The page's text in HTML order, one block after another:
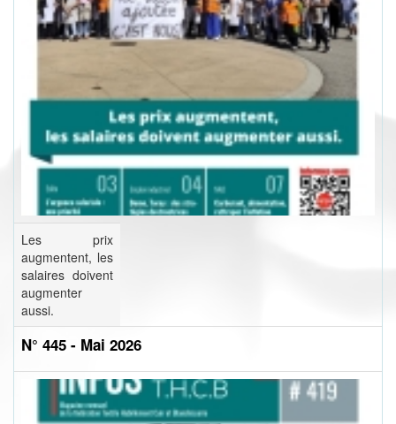
Les prix
augmentent, les
salaires doivent
augmenter
aussi.
N° 445 - Mai 2026